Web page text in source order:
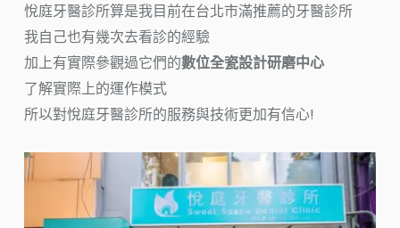
悅庭牙醫診所算是我目前在台北市滿推薦的牙醫診所
我自己也有幾次去看診的經驗
加上有實際參觀過它們的數位全瓷設計研磨中心
了解實際上的運作模式
所以對悅庭牙醫診所的服務與技術更加有信心!